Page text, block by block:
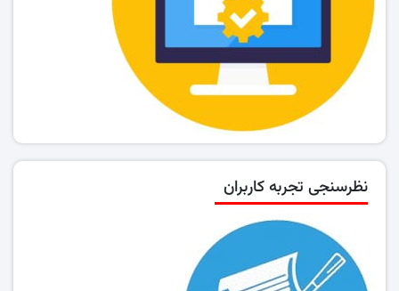
نظرسنجی تجربه کاربران